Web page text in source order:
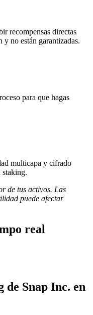
recompensas directas
y no están garantizadas.
para que hagas
multicapa y cifrado
staking.
de tus activos. Las
puede afectar
real
de Snap Inc. en